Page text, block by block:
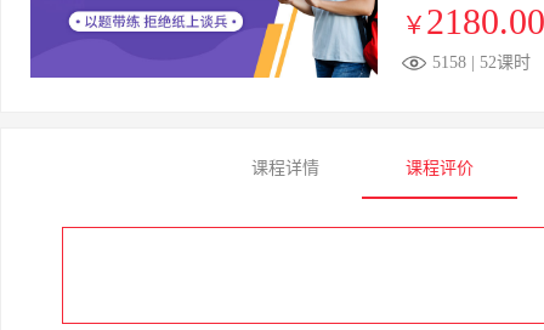
￥ 2180.00
5158 | 52课时
课程详情 课程评价